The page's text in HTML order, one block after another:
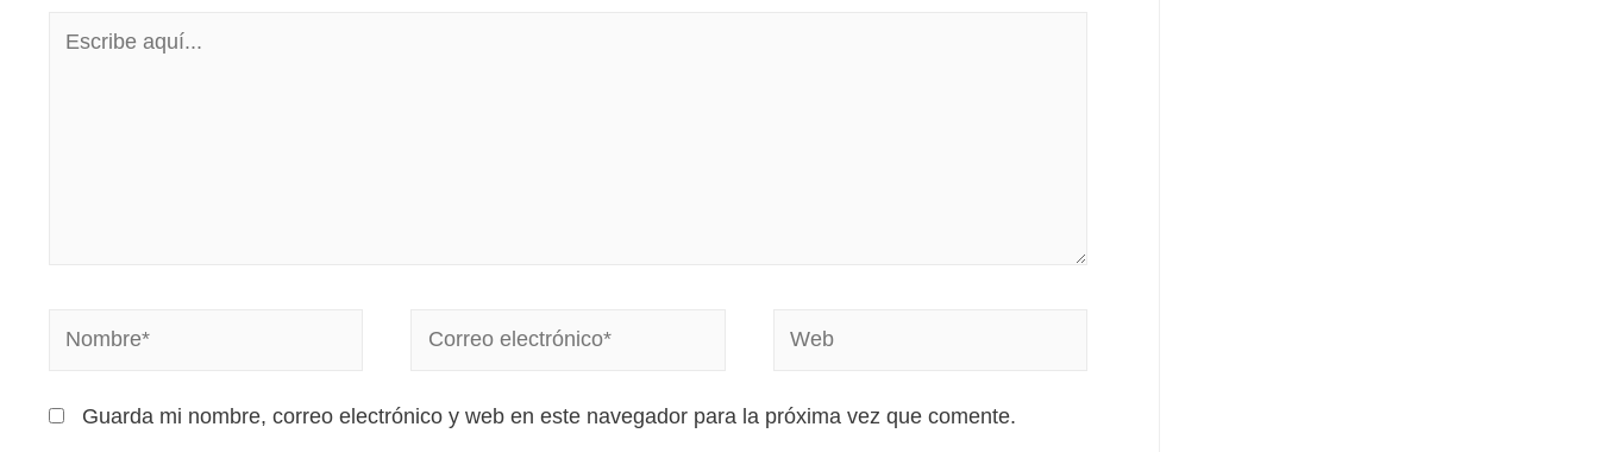
Guarda mi nombre, correo electrónico y web en este navegador para la próxima vez que comente.